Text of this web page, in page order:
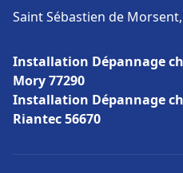
Saint Sébastien de
Installation Dépannage
Mory 77290
Installation Dépannage
Riantec 56670